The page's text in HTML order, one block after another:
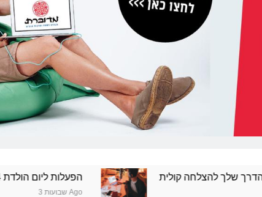
הפעלות ליום הולדת 4: רעיונות מרעננים ושמחים
3 שבועות Ago
להצלחה קולית